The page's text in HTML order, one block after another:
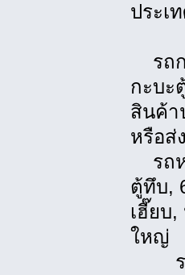
ประเ
รถก
กะบะ
สินค้า
หรือส่
รถห
ตู้ทึบ,
เฮี๊ยบ
ใหญ่
รถพ่